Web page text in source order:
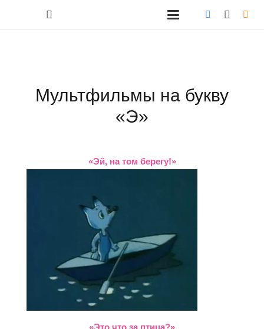
Мультфильмы на букву
«Э»
«Эй, на том берегу!»
«Это что за птица?»